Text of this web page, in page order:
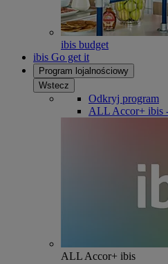
ibis budget
ibis Go get it
Program lojalnościowy
Wstecz
Odkryj program
ALL Accor+ ibis
ALL Accor+ ibis